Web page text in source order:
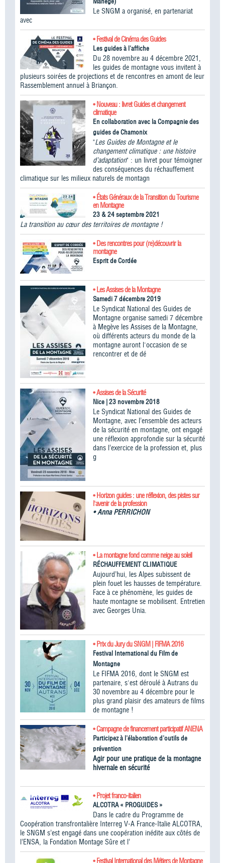
Le SNGM a organisé, en partenariat
avec
• Festival de Cinéma des Guides
Les guides à l'affiche
Du 28 novembre au 4 décembre 2021,
les guides de montagne vous invitent à
plusieurs soirées de projections et de rencontres en amont de leur
Rassemblement annuel à Briançon.
• Nouveau : livret Guides et changement
climatique
En collaboration avec la Compagnie des
guides de Chamonix
"Les Guides de Montagne et le
changement climatique : une histoire
d’adaptation" : un livret pour témoigner
des conséquences du réchauffement
climatique sur les milieux naturels de montagn
• États Généraux de la Transition du Tourisme
en Montagne
23 & 24 septembre 2021
La transition au cœur des territoires de montagne !
• Des rencontres pour (re)découvrir la
montagne
Esprit de Cordée
• Les Assises de la Montagne
Samedi 7 décembre 2019
Le Syndicat National des Guides de
Montagne organise samedi 7 décembre
à Megève les Assises de la Montagne,
où différents acteurs du monde de la
montagne auront l'occasion de se
rencontrer et de dé
• Assises de la Sécurité
Nice | 23 novembre 2018
Le Syndicat National des Guides de
Montagne, avec l’ensemble des acteurs
de la sécurité en montagne, ont engagé
une réflexion approfondie sur la sécurité
dans l’exercice de la profession et, plus
g
• Horizon guides : une réflexion, des pistes sur
l'avenir de la profession
•Anna PERRICHON
• La montagne fond comme neige au soleil
RÉCHAUFFEMENT CLIMATIQUE
Aujourd’hui, les Alpes subissent de
plein fouet les hausses de température.
Face à ce phénomène, les guides de
haute montagne se mobilisent. Entretien
avec Georges Unia.
• Prix du Jury du SNGM | FIFMA 2016
Festival International du Film de
Montagne
Le FIFMA 2016, dont le SNGM est
partenaire, s'est déroulé à Autrans du
30 novembre au 4 décembre pour le
plus grand plaisir des amateurs de films
de montagne !
• Campagne de financement participatif ANENA
Participez à l'élaboration d'outils de
prévention
Agir pour une pratique de la montagne
hivernale en sécurité
• Projet franco-italien
ALCOTRA « PROGUIDES »
Dans le cadre du Programme de
Coopération transfrontalière Interreg V-A France-Italie ALCOTRA,
le SNGM s’est engagé dans une coopération inédite aux côtés de
l’ENSA, la Fondation Montage Sûre et l’
• Festival International des Métiers de Montagne